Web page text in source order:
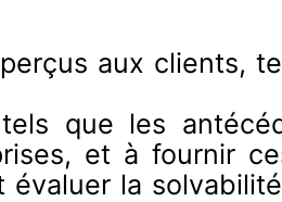
aux clients,
que les
et à fournir
la